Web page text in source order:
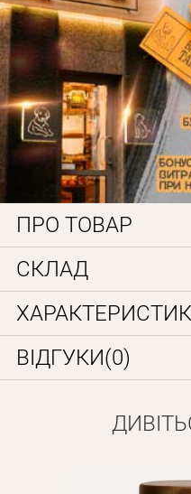
ПРО ТОВАР
СКЛАД
ВІДГУКИ(0)
Особисті дані
Вам на пошту буде